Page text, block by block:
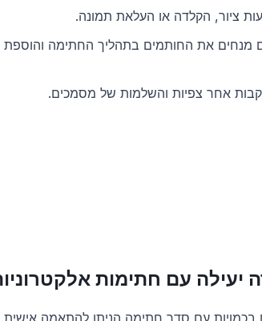
ציור, הקלדה או העלאת תמונה.
מנחים את החותמים בתהליך החתימה והוספת
אחר צפיות והשלמות של מסמכים.
יעילה עם חתימות
עם סדר חתימה הניתן להתאמה אישית.